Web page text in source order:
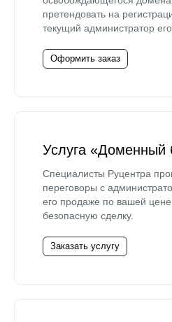
претендовать на
текущий администратор
Оформить заказ
Услуга «Доменный
Специалисты Руцентра
переговоры с
его продаже по вашей
безопасную сделку.
Заказать услугу